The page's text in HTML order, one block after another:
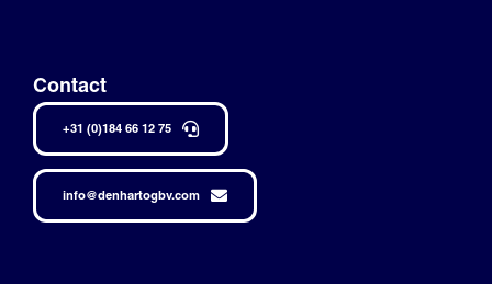
Contact
+31 (0)184 66 12 75
info@denhartogbv.com